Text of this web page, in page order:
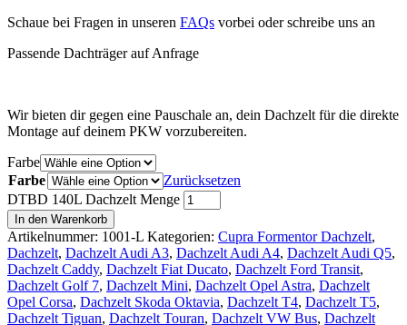
Schaue bei Fragen in unseren FAQs vorbei oder schreibe uns an
Passende Dachträger auf Anfrage
Wir bieten dir gegen eine Pauschale an, dein Dachzelt für die direkte
Montage auf deinem PKW vorzubereiten.
Farbe
Farbe
Zurücksetzen
DTBD 140L Dachzelt Menge
In den Warenkorb
Artikelnummer: 1001-L Kategorien: Cupra Formentor Dachzelt,
Dachzelt, Dachzelt Audi A3, Dachzelt Audi A4, Dachzelt Audi Q5,
Dachzelt Caddy, Dachzelt Fiat Ducato, Dachzelt Ford Transit,
Dachzelt Golf 7, Dachzelt Mini, Dachzelt Opel Astra, Dachzelt
Opel Corsa, Dachzelt Skoda Oktavia, Dachzelt T4, Dachzelt T5,
Dachzelt Tiguan, Dachzelt Touran, Dachzelt VW Bus, Dachzelt